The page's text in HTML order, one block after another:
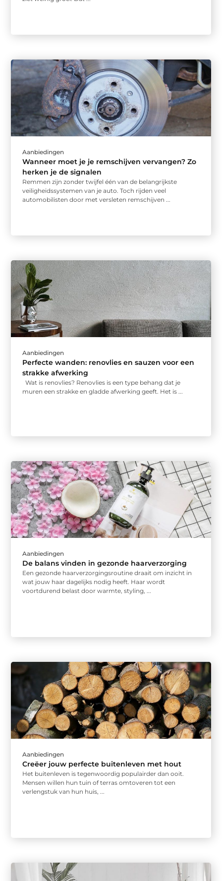
Aanbiedingen
Wanneer moet je je remschijven vervangen? Zo
herken je de signalen
Remmen zijn zonder twijfel één van de belangrijkste
veiligheidssystemen van je auto. Toch rijden veel
automobilisten door met versleten remschijven ...
Aanbiedingen
Perfecte wanden: renovlies en sauzen voor een
strakke afwerking
Wat is renovlies? Renovlies is een type behang dat je
muren een strakke en gladde afwerking geeft. Het is ...
Aanbiedingen
De balans vinden in gezonde haarverzorging
Een gezonde haarverzorgingsroutine draait om inzicht in
wat jouw haar dagelijks nodig heeft. Haar wordt
voortdurend belast door warmte, styling, ...
Aanbiedingen
Creëer jouw perfecte buitenleven met hout
Het buitenleven is tegenwoordig populairder dan ooit.
Mensen willen hun tuin of terras omtoveren tot een
verlengstuk van hun huis, ...